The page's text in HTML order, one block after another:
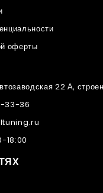
оферты
22 А,
33-36
18:00